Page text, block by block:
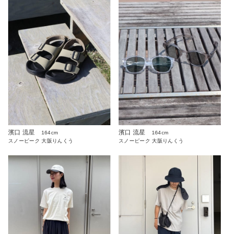
濱口 流星
164cm
スノーピーク 大阪りんくう
濱口 流星
164cm
スノーピーク 大阪りんくう